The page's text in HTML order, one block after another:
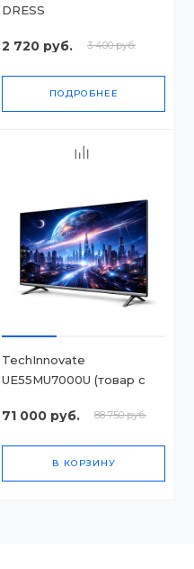
DRESS
2 720 руб. 3 400 руб.
ПОДРОБНЕЕ
TechInnovate
UE55MU7000U (товар с
71 000 руб. 88 750 руб.
В КОРЗИНУ